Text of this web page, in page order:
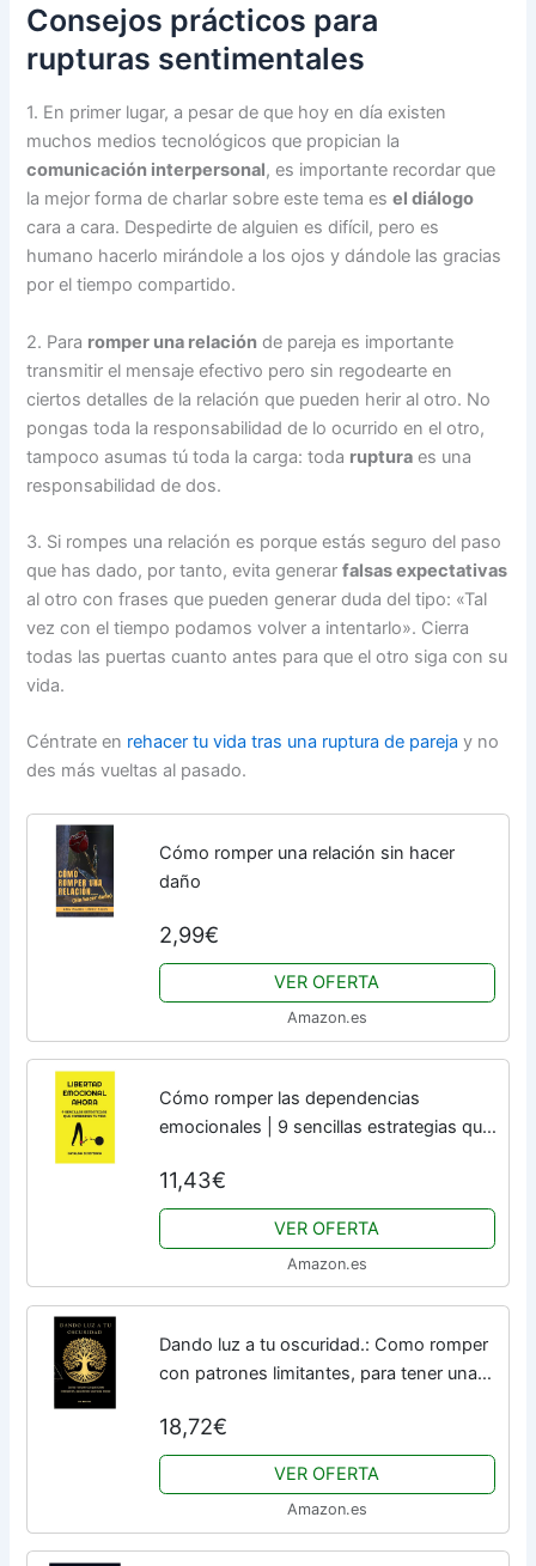
Consejos prácticos para
rupturas sentimentales
1. En primer lugar, a pesar de que hoy en día existen
muchos medios tecnológicos que propician la
comunicación interpersonal, es importante recordar que
la mejor forma de charlar sobre este tema esel diálogo
cara a cara. Despedirte de alguien es difícil, pero es
humano hacerlo mirándole a los ojos y dándole las gracias
por el tiempo compartido.
2. Para romper una relación de pareja es importante
transmitir el mensaje efectivo pero sin regodearte en
ciertos detalles de la relación que pueden herir al otro. No
pongas toda la responsabilidad de lo ocurrido en el otro,
tampoco asumas tú toda la carga: toda ruptura es una
responsabilidad de dos.
3. Si rompes una relación es porque estás seguro del paso
que has dado, por tanto, evita generarfalsas expectativas
al otro con frases que pueden generar duda del tipo: «Tal
vez con el tiempo podamos volver a intentarlo». Cierra
todas las puertas cuanto antes para que el otro siga con su
vida.
Céntrate en rehacer tu vida tras una ruptura de pareja y no
des más vueltas al pasado.
Cómo romper una relación sin hacer
daño
2,99€
VER OFERTA
Amazon.es
Cómo romper las dependencias
emocionales | 9 sencillas estrategias que
tu vida propia vida. Esta es una novlea
......
11,43€
VER OFERTA
Amazon.es
Dando luz a tu oscuridad.: Como romper
con patrones limitantes, para tener una
18,72€
VER OFERTA
Amazon.es